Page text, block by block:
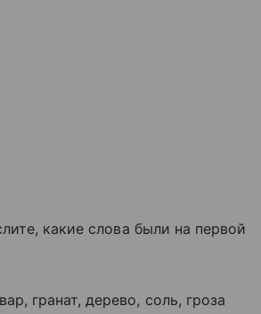
какие слова были на первой
гранат, дерево, соль, гроза